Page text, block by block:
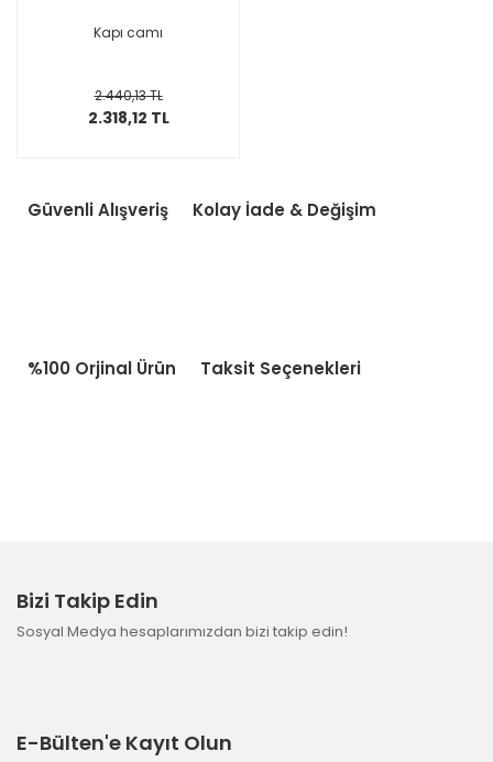
Kapı camı
2.440,13 TL
2.318,12 TL
Güvenli Alışveriş Kolay İade & Değişim
%100 Orjinal Ürün Taksit Seçenekleri
Bizi Takip Edin
Sosyal Medya hesaplarımızdan bizi takip edin!
E-Bülten'e Kayıt Olun